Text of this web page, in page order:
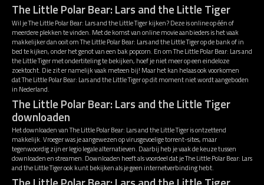
The Little Polar Bear: Lars and the Little Tiger
Wil je The Little Polar Bear: Lars and the Little Tiger kijken? Deze is online op één of
meerdere plekken te vinden. Met de komst van online movie aanbieders is het vaak
makkelijker dan ooit om The Little Polar Bear: Lars and the Little Tiger op de bank of in
bed te kijken, onder het genot van een bak popcorn. En om The Little Polar Bear: Lars and
the Little Tiger met ondertiteling te bekijken, hoef je niet meer op een eindeloze
zoektocht. Die zit er namelijk vaak meteen bij! Maar het kan helaas ook voorkomen
dat The Little Polar Bear: Lars and the Little Tiger op dit moment niet wordt aangeboden
in Nederland.
The Little Polar Bear: Lars and the Little Tiger
downloaden
Het downloaden van The Little Polar Bear: Lars and the Little Tiger is ontzettend
makkelijk. Vroeger was je aangewezen op virusgevoelige torrent-sites, maar
tegenwoordig zijn er legio legale alternatieven. Daarbij heb je vaak de keuze tussen
downloaden en streamen. Downloaden heeft als voordeel dat je The Little Polar Bear: Lars
and the Little Tiger ook kunt bekijken als je geen internetverbinding hebt.